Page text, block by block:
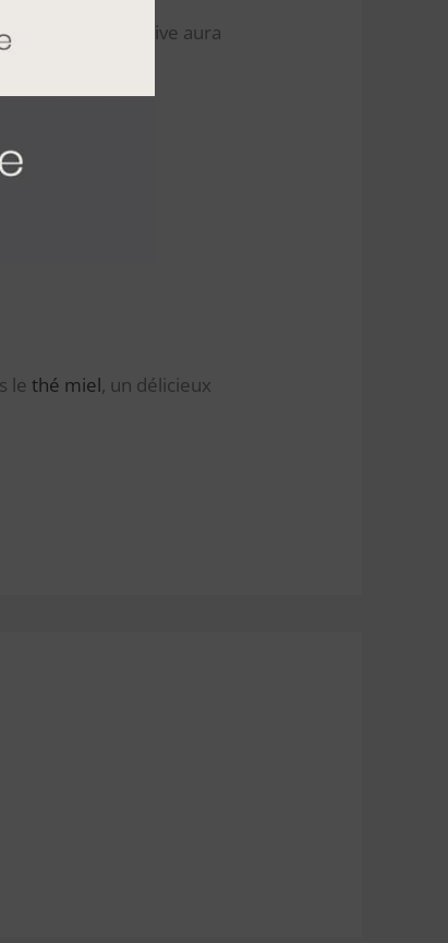
sa prise excessive aura
tout de même
le thé miel, un délicieux